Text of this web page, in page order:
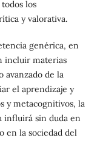
los
y valorativa.
genérica, en
incluir materias
avanzado de la
el aprendizaje y
y metacognitivos, la
influirá sin duda en
en la sociedad del